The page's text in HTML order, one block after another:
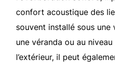
confort acoustique des
souvent installé sous
une véranda ou au
l’extérieur, il peut